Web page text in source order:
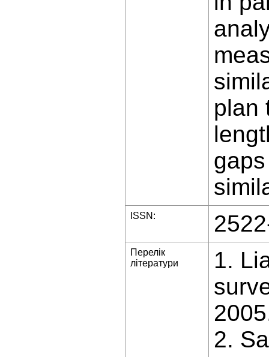
plan
ISSN:
Перелік
літератури
1.
2.